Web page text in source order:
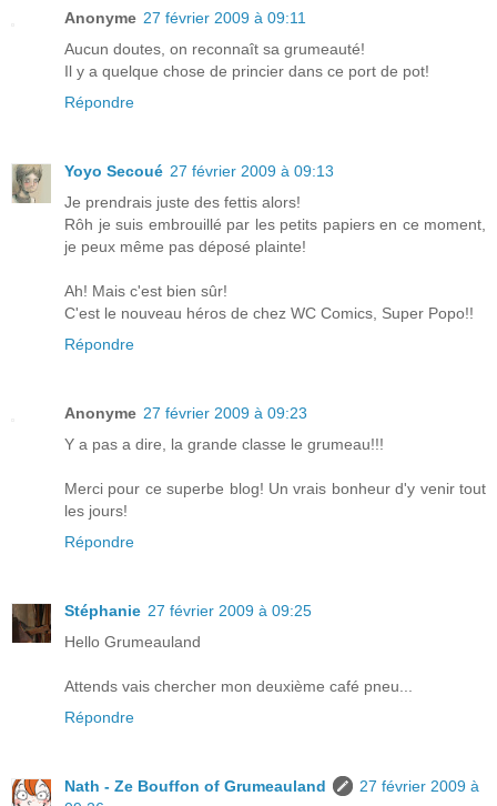
Anonyme 27 février 2009 à 09:11
Aucun doutes, on reconnaît sa grumeauté!
Il y a quelque chose de princier dans ce port de pot!
Répondre
Yoyo Secoué 27 février 2009 à 09:13
Je prendrais juste des fettis alors!
Rôh je suis embrouillé par les petits papiers en ce moment,
je peux même pas déposé plainte!
Ah! Mais c'est bien sûr!
C'est le nouveau héros de chez WC Comics, Super Popo!!
Répondre
Anonyme 27 février 2009 à 09:23
Y a pas a dire, la grande classe le grumeau!!!
Merci pour ce superbe blog! Un vrais bonheur d'y venir tout
les jours!
Répondre
Stéphanie 27 février 2009 à 09:25
Hello Grumeauland
Attends vais chercher mon deuxième café pneu...
Répondre
Nath - Ze Bouffon of Grumeauland
27 février 2009 à